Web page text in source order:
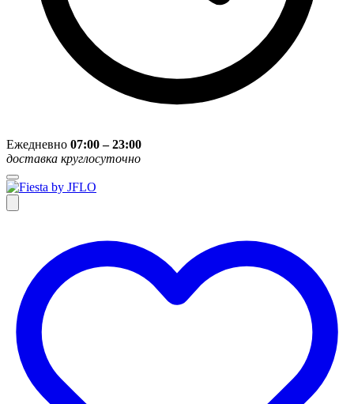
Ежедневно 07:00 – 23:00
доставка круглосуточно